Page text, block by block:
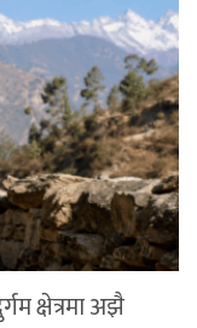
क्षेत्रमा अझै